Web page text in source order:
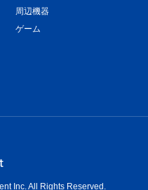
周辺機器
ゲーム
Inc. All Rights Reserved.